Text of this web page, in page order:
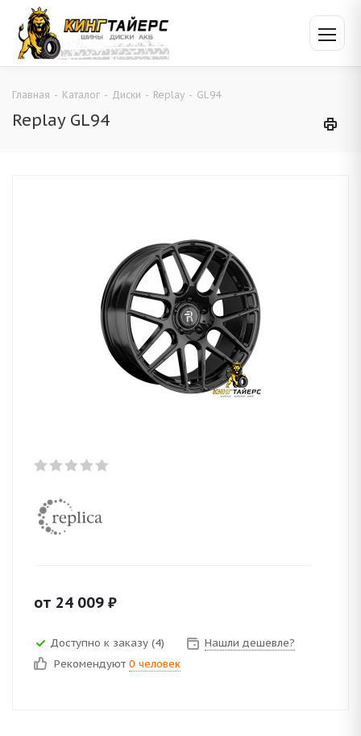
Главная - Каталог - Диски - Replay - GL94
Replay GL94
от 24 009 ₽
Доступно к заказу (4)
Нашли дешевле?
Рекомендуют 0 человек